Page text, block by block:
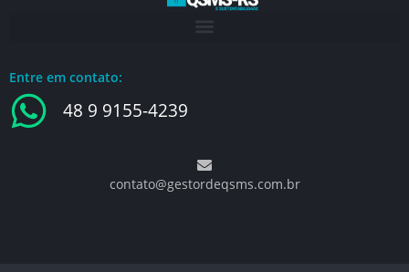
Entre em contato:
48 9 9155-4239
contato@gestordeqsms.com.br